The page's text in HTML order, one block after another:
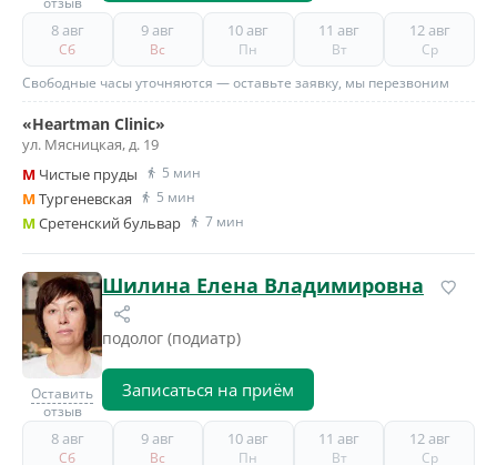
8 авг
Сб
9 авг
Вс
10 авг
Пн
11 авг
Вт
12 авг
Ср
Свободные часы уточняются — оставьте заявку, мы перезвоним
«Heartman Clinic»
ул. Мясницкая, д. 19
M Чистые пруды 5 мин
MТургеневская 5 мин
MСретенский бульвар 7 мин
Оставить
отзыв
Шилина Елена Владимировна
подолог (подиатр)
Записаться на приём
8 авг
Сб
9 авг
Вс
10 авг
Пн
11 авг
Вт
12 авг
Ср